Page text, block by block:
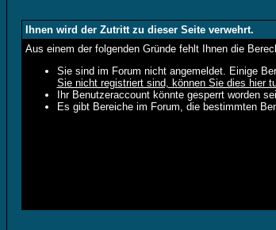
Ihnen wird der Zutritt zu dieser Seite verwehrt.
Aus einem der folgenden Gründe fehlt Ihnen die
Sie sind im Forum nicht angemeldet. Einige
Sie nicht registriert sind, können Sie dies hier
Ihr Benutzeraccount könnte gesperrt worden
Es gibt Bereiche im Forum, die bestimmten